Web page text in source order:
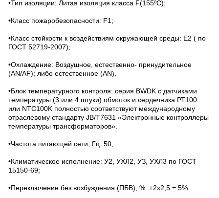
•Тип изоляции: Литая изоляция класса F(155ºC);
•Класс пожаробезопасности: F1;
•Класс стойкости к воздействиям окружающей среды: Е2 ( по
ГОСТ 52719-2007);
•Охлаждение: Воздушное, естественно- принудительное
(AN/AF); либо естественное (AN).
•Блок температурного контроля: серия BWDK с датчиками
температуры (3 или 4 штуки) обмоток и сердечника РТ100
или NTC100K полностью соответствуют международному
отраслевому стандарту JB/T7631 «Электронные контроллеры
температуры трансформаторов».
•Частота питающей сети, Гц: 50;
•Климатическое исполнение: У2, УХЛ2, УЗ, УХЛ3 по ГОСТ
15150-69;
•Переключение без возбуждения (ПБВ), %: ±2х2,5 = 5%.